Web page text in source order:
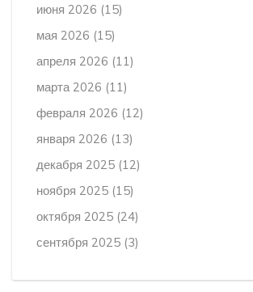
июня 2026 (15)
мая 2026 (15)
апреля 2026 (11)
марта 2026 (11)
февраля 2026 (12)
января 2026 (13)
декабря 2025 (12)
ноября 2025 (15)
октября 2025 (24)
сентября 2025 (3)